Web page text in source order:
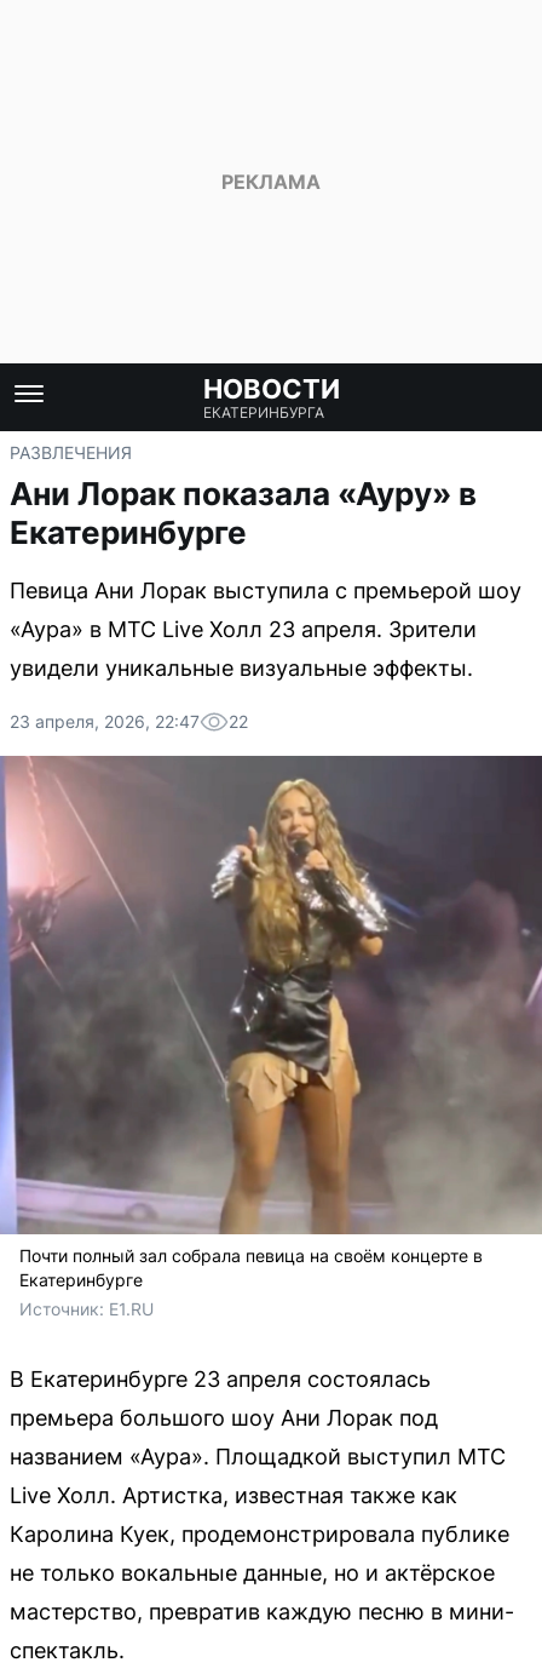
НОВОСТИ
ЕКАТЕРИНБУРГА
РАЗВЛЕЧЕНИЯ
Ани Лорак показала «Ауру» в
Екатеринбурге
Певица Ани Лорак выступила с премьерой шоу
«Аура» в МТС Live Холл 23 апреля. Зрители
увидели уникальные визуальные эффекты.
23 апреля, 2026, 22:47 22
Почти полный зал собрала певица на своём концерте в
Екатеринбурге
Источник: E1.RU
В Екатеринбурге 23 апреля состоялась
премьера большого шоу Ани Лорак под
названием «Аура». Площадкой выступил МТС
Live Холл. Артистка, известная также как
Каролина Куек, продемонстрировала публике
не только вокальные данные, но и актёрское
мастерство, превратив каждую песню в мини-
спектакль.